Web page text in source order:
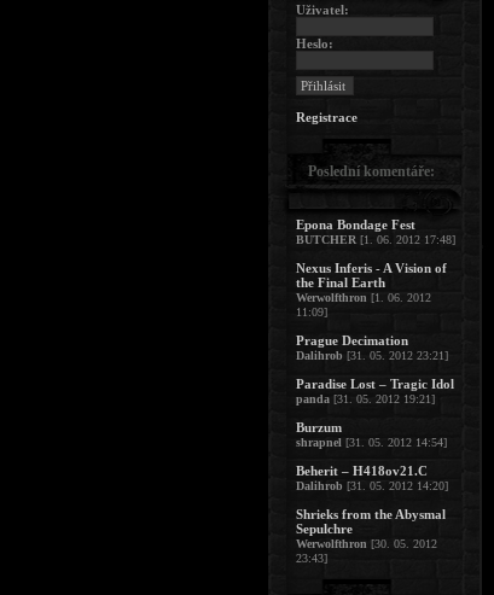
Uživatel:
Heslo:
Registrace
Poslední komentáře:
Epona Bondage Fest
BUTCHER [1. 06. 2012 17:48]
Nexus Inferis - A Vision of
the Final Earth
Werwolfthron [1. 06. 2012
11:09]
Prague Decimation
Dalihrob [31. 05. 2012 23:21]
Paradise Lost – Tragic Idol
panda [31. 05. 2012 19:21]
Burzum
shrapnel [31. 05. 2012 14:54]
Beherit – H418ov21.C
Dalihrob [31. 05. 2012 14:20]
Shrieks from the Abysmal
Sepulchre
Werwolfthron [30. 05. 2012
23:43]